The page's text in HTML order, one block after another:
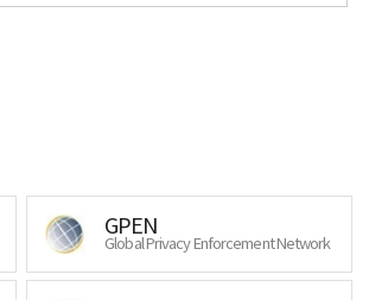
GPEN
Global Privacy Enforcement Network